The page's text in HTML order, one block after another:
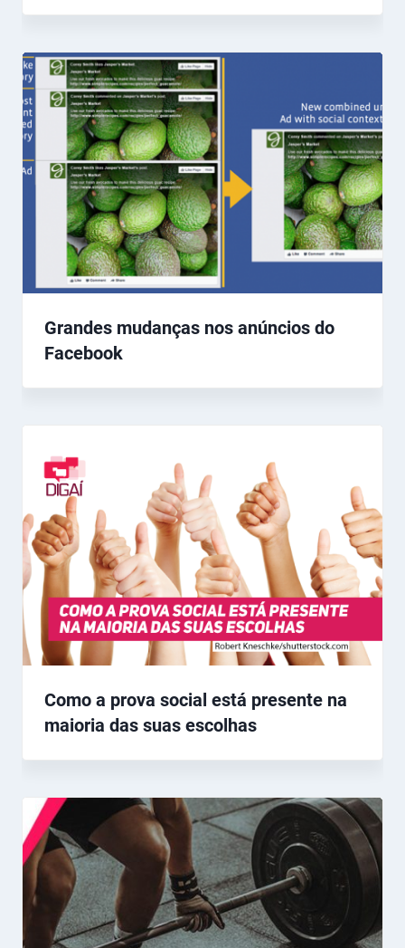
Grandes mudanças nos anúncios do
Facebook
Como a prova social está presente na
maioria das suas escolhas